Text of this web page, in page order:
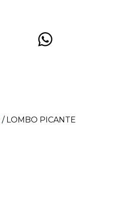
/ LOMBO PICANTE